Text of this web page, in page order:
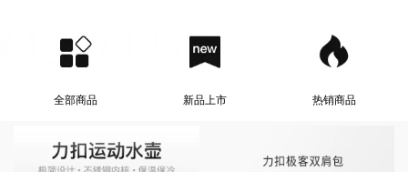
全部商品 新品上市 热销商品